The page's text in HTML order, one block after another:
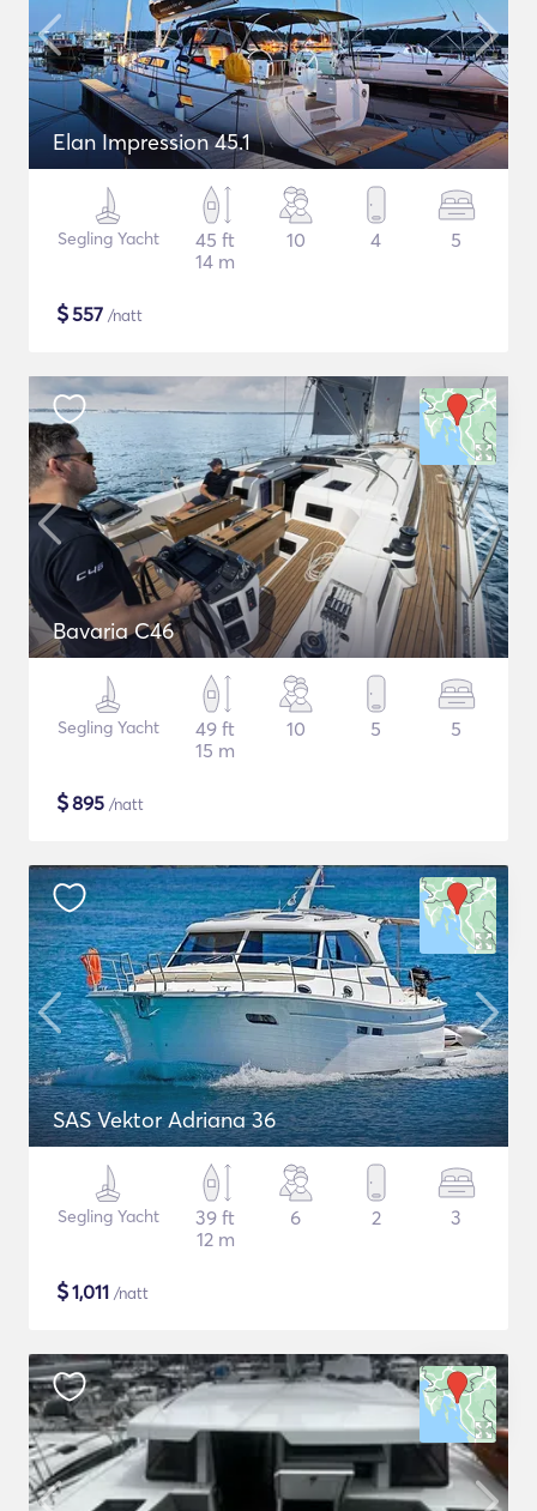
Elan Impression 45.1
Segling Yacht
45 ft
14 m
10 4 5
$557 /natt
Bavaria C46
Segling Yacht
49 ft
15 m
10 5 5
$895 /natt
SAS Vektor Adriana 36
Segling Yacht
39 ft
12 m
6 2 3
$1,011 /natt